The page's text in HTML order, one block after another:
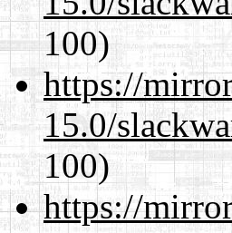
100)
https://
15.0/
100)
https://